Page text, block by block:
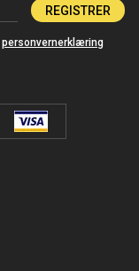
REGISTRER
personvernerklæring